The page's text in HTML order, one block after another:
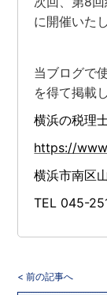
に開催いた
当ブログで
を得て掲載
横浜の税理
https://
横浜市南区
TEL 045-
< 前の記事へ